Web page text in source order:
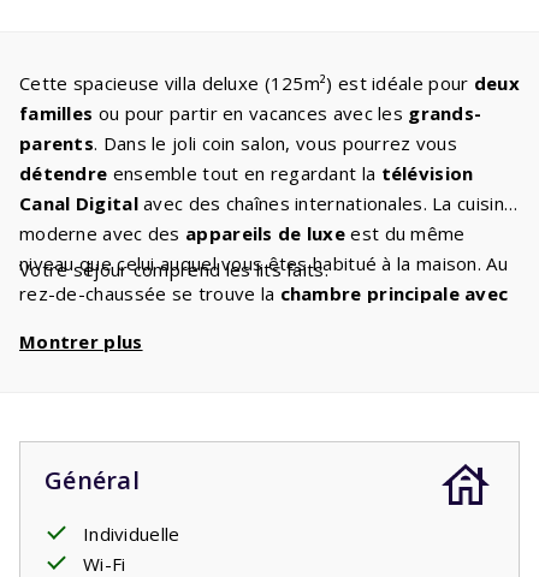
Cette spacieuse villa deluxe (125m²) est idéale pour deux
familles ou pour partir en vacances avec les grands-
parents. Dans le joli coin salon, vous pourrez vous
détendre ensemble tout en regardant la télévision
Canal Digitalavec des chaînes internationales. La cuisine
moderne avec des appareils de luxeest du même
niveau que celui auquel vous êtes habitué à la maison. Au
rez-de-chaussée se trouve la chambre principale avec
simples àsommier à ressorts
une deuxième salle de bain. Les salles de bains sont
équipées d'une baignoire et/ou d'une douche et d'un
retrouverez régulièrement ensemble sur la
couverte. Vous pourrez y profiter du ciel étoilé français
Votre séjour comprend les lits faits.
Montrer plus
Général
Individuelle
Wi-Fi